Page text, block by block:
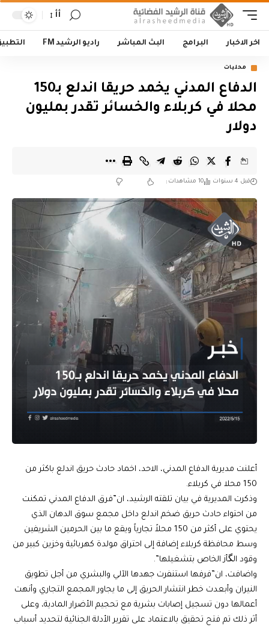
أأ
اخر الاخبار البرامج البث المباشر راديو الرشيد FM
محليات
الدفاع المدني يخمد حريقا اندلع بـ150
محلا في كربلاء والخسائر تقدر بمليون
دولار
قبل 4 سنوات 10 مشاهدات
أعلنت مديرية الدفاع المدني، الاحد، اخماد حادث حريق اندلع باكثر من
150 محلا في كربلاء.
وذكرت المديرية في بيان تلقته الرشيد، ان”فرق الدفاع المدني تمكنت
من احتواء حادث حريق ضخم اندلع داخل مجمع سوق الدهان الذي
يحتوي على أكثر من 150 محلاً تجارياً ويقع ما بين الحرمين الشريفين
وسط محافظة كربلاء إضافة إلى احتراق مولدة كهربائية وخزين كبير من
وقود الگأز الخاص بتشغيلها”.
واضافت، ان”فرفها استنفرت جهدها الآلي والبشري من أجل تطويق
النيران وأبعدت خطر انتشار الحريق إلى ما يجاور المجمع التجاري وأنهت
أعمالها دون تسجيل إصابات بشرية مع تحجيم الأضرار المادية، وعلى
أثر ذلك تم فتح تحقيق بالاعتماد على تقرير الأدلة الجنائية لتحديد أسباب